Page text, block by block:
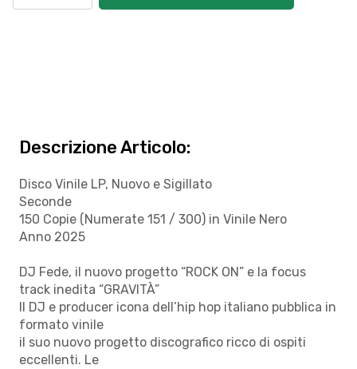
Descrizione Articolo:
Disco Vinile LP, Nuovo e Sigillato
Seconde
150 Copie (Numerate 151 / 300) in Vinile Nero
Anno 2025
DJ Fede, il nuovo progetto “ROCK ON” e la focus
track inedita “GRAVITÀ”
Il DJ e producer icona dell’hip hop italiano pubblica in
formato vinile
il suo nuovo progetto discografico ricco di ospiti
eccellenti. Le